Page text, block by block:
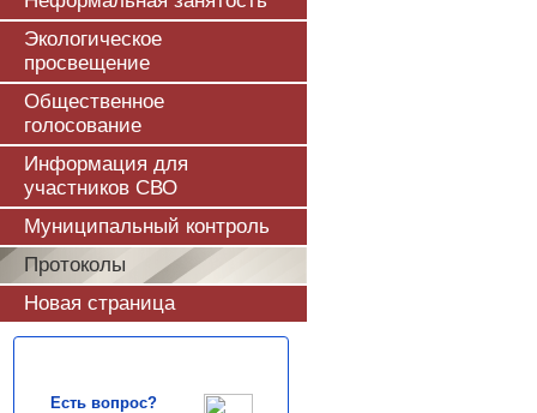
Экологическое
просвещение
Общественное
голосование
Информация для
участников СВО
Муниципальный контроль
Протоколы
Новая страница
Есть вопрос?